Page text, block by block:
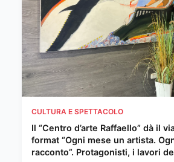
CULTURA E SPETTACOLO
Il “Centro d’arte Raffaello” dà il
format “Ogni mese un artista.
racconto”. Protagonisti, i lavori